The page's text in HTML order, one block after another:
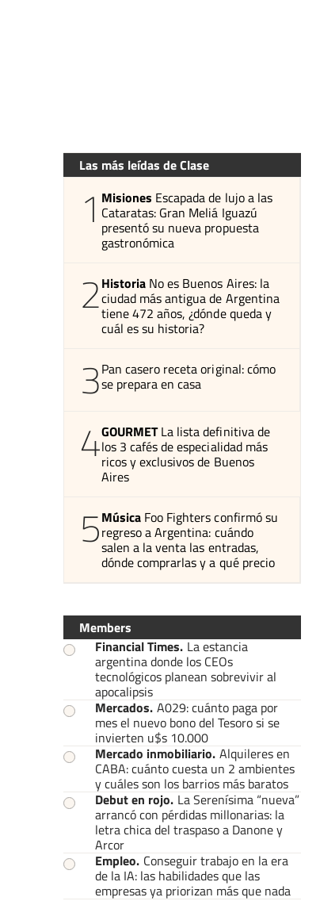
Las más leídas de Clase
1 Misiones Escapada de lujo a las
Cataratas: Gran Meliá Iguazú
presentó su nueva propuesta
gastronómica
2Historia No es Buenos Aires: la
ciudad más antigua de Argentina
tiene 472 años, ¿dónde queda y
cuál es su historia?
3Pan casero receta original: cómo
se prepara en casa
4GOURMET La lista definitiva de
los 3 cafés de especialidad más
ricos y exclusivos de Buenos
Aires
5Música Foo Fighters confirmó su
regreso a Argentina: cuándo
salen a la venta las entradas,
dónde comprarlas y a qué precio
Members
Financial Times. La estancia
argentina donde los CEOs
tecnológicos planean sobrevivir al
apocalipsis
Mercados. A029: cuánto paga por
mes el nuevo bono del Tesoro si se
invierten u$s 10.000
Mercado inmobiliario. Alquileres en
CABA: cuánto cuesta un 2 ambientes
y cuáles son los barrios más baratos
Debut en rojo. La Serenísima “nueva”
arrancó con pérdidas millonarias: la
letra chica del traspaso a Danone y
Arcor
Empleo. Conseguir trabajo en la era
de la IA: las habilidades que las
empresas ya priorizan más que nada